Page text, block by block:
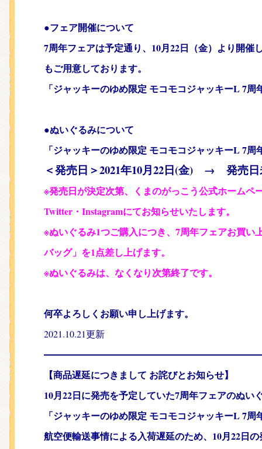
●フェア開催について
7周年フェアは予定通り、10月22日（金）より開催
もご用意しております。
「ジャッキーのゆめ限定 モコモコジャッキーL 7
●ぬいぐるみについて
「ジャッキーのゆめ限定 モコモコジャッキーL 7周
＜発売日＞2021年10月22日(金) → 発売日
※発売日が決定次第、くまのがっこう公式ホームペ
Twitter・Instagramにてお知らせいたします。
※ぬいぐるみ1つご購入につき、7周年フェアお買い
バッグ」を1点差し上げます。
※ぬいぐるみは、なくなり次第終了です。
何卒よろしくお願い申し上げます。
2021.10.21更新
【商品遅延につきまして お詫びとお知らせ】
10月22日に発売を予定していた7周年フェアのぬい
「ジャッキーのゆめ限定 モコモコジャッキーL 7周
航空便輸送事情による入荷遅延のため、 10月22日